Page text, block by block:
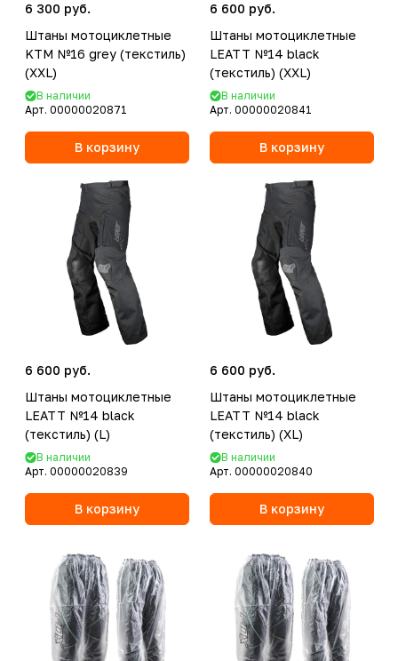
6 300 руб.
Штаны мотоциклетные
KTM №16 grey (текстиль)
(XXL)
В наличии
Арт. 00000020871
В корзину
6 600 руб.
Штаны мотоциклетные
LEATT №14 black
(текстиль) (XXL)
В наличии
Арт. 00000020841
В корзину
6 600 руб.
Штаны мотоциклетные
LEATT №14 black
(текстиль) (L)
В наличии
Арт. 00000020839
В корзину
6 600 руб.
Штаны мотоциклетные
LEATT №14 black
(текстиль) (XL)
В наличии
Арт. 00000020840
В корзину